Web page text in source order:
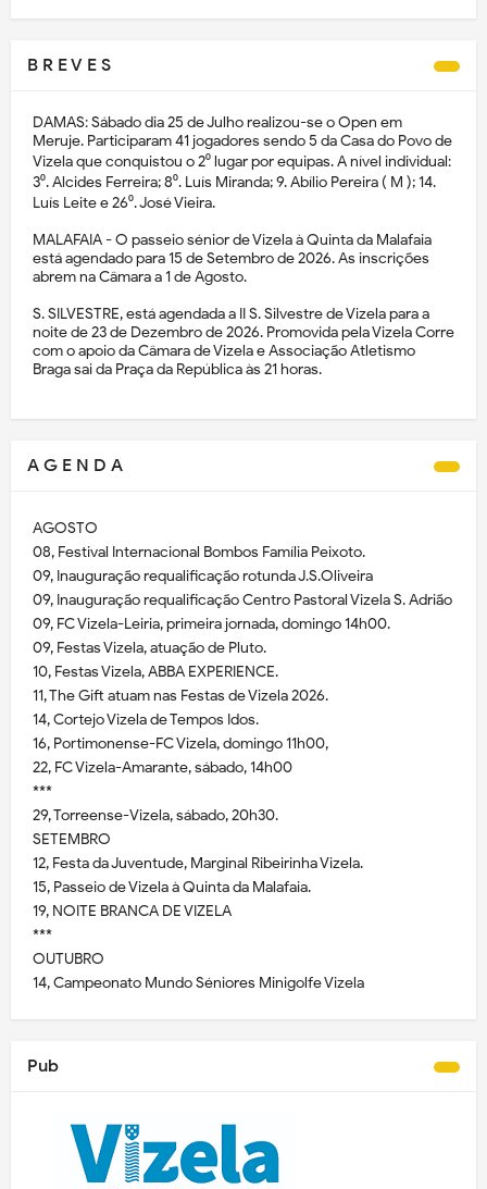
B R E V E S
DAMAS: Sábado dia 25 de Julho realizou-se o Open em
Meruje. Participaram 41 jogadores sendo 5 da Casa do Povo de
Vizela que conquistou o 2⁰ lugar por equipas. A nível individual:
3⁰. Alcides Ferreira; 8⁰. Luís Miranda; 9. Abílio Pereira ( M ); 14.
Luís Leite e 26⁰. José Vieira.
MALAFAIA - O passeio sénior de Vizela à Quinta da Malafaia
está agendado para 15 de Setembro de 2026. As inscrições
abrem na Câmara a 1 de Agosto.
S. SILVESTRE, está agendada a II S. Silvestre de Vizela para a
noite de 23 de Dezembro de 2026. Promovida pela Vizela Corre
com o apoio da Câmara de Vizela e Associação Atletismo
Braga sai da Praça da República às 21 horas.
A G E N D A
AGOSTO
08, Festival Internacional Bombos Família Peixoto.
09, Inauguração requalificação rotunda J.S.Oliveira
09, Inauguração requalificação Centro Pastoral Vizela S. Adrião
09, FC Vizela-Leiria, primeira jornada, domingo 14h00.
09, Festas Vizela, atuação de Pluto.
10, Festas Vizela, ABBA EXPERIENCE.
11, The Gift atuam nas Festas de Vizela 2026.
14, Cortejo Vizela de Tempos Idos.
16, Portimonense-FC Vizela, domingo 11h00,
22, FC Vizela-Amarante, sábado, 14h00
***
29, Torreense-Vizela, sábado, 20h30.
SETEMBRO
12, Festa da Juventude, Marginal Ribeirinha Vizela.
15, Passeio de Vizela à Quinta da Malafaia.
19, NOITE BRANCA DE VIZELA
***
OUTUBRO
14, Campeonato Mundo Séniores Minigolfe Vizela
Pub